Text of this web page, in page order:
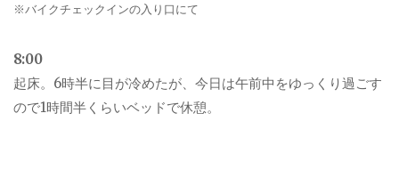
※バイクチェックインの入り口にて
8:00
起床。 6時半に目が冷めたが、今日は午前中をゆっくり過ごす
ので1時間半くらいベッドで休憩。